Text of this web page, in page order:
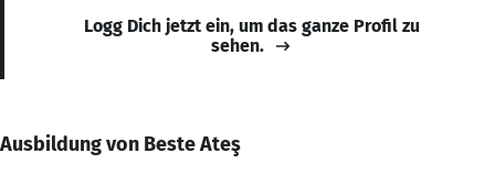
Logg Dich jetzt ein, um das ganze Profil zu
sehen.
Ausbildung von Beste Ateş